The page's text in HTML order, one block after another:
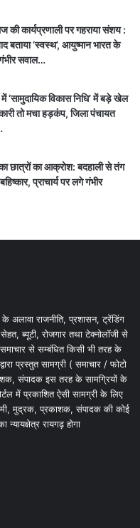
कार्यप्रणाली पर गहराया संशय :
बताया ‘स्वस्थ’, आयुष्मान भारत के
सवाल…
‘सामुदायिक विकास निधि’ में बड़े खेल
तो मचा हड़कंप, जिला पंचायत
छात्रों का आक्रोश: बदहाली से तंग
प्राचार्य पर लगे गंभीर
अलावा राजनीति, प्रशासन, ट्रेंडिंग
ब्यूटी, रोजगार तथा टेक्नोलॉजी से
से सम्बंधित किसी भी तरह के
प्रस्तुत सामग्री ( समाचार / फोटो
संपादक इस तरह के सामग्रियों के
में प्रकाशित ऐसी सामग्री के लिए
मुद्रक, प्रकाशक, संपादक की कोई
न्यायक्षेत्र रायगढ़ होगा